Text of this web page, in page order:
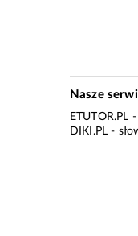
Nasze
ETUTOR.PL
DIKI.PL -